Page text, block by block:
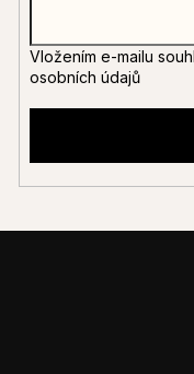
Vložením e-mailu
osobních údajů